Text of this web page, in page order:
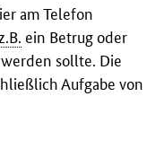
am Telefon
z.B. ein Betrug oder
sollte. Die
Aufgabe von